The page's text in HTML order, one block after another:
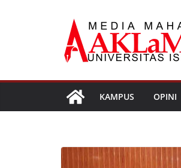
KAMPUS OPINI